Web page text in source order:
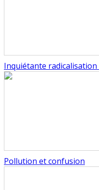
Inquiétante radicalisation
Pollution et confusion